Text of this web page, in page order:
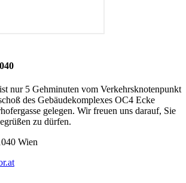
nur 5 Gehminuten vom Verkehrsknotenpunkt
des Gebäudekomplexes OC4 Ecke
gelegen. Wir freuen uns darauf, Sie
zu dürfen.
Wien